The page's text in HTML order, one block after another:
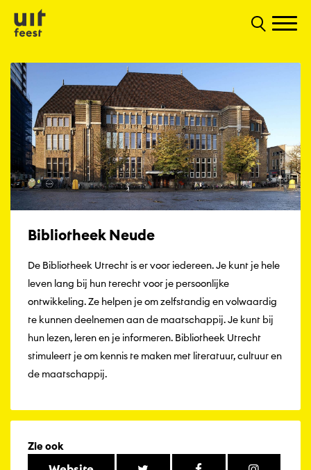
Bibliotheek Neude
De Bibliotheek Utrecht is er voor iedereen. Je kunt je hele
leven lang bij hun terecht voor je persoonlijke
ontwikkeling. Ze helpen je om zelfstandig en volwaardig
te kunnen deelnemen aan de maatschappij. Je kunt bij
hun lezen, leren en je informeren. Bibliotheek Utrecht
stimuleert je om kennis te maken met literatuur, cultuur en
de maatschappij.
Zie ook